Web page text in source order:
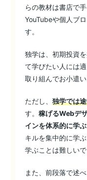
らの教材は書店で
YouTubeや個人ブ
す。
独学は、初期投資
て学びたい人には
取り組んでお小遣
ただし、 独学では
す。 稼げるWebデ
インを体系的に学ぶ
キルを集中的に学
学ぶことは難しいで
また、前段落で述